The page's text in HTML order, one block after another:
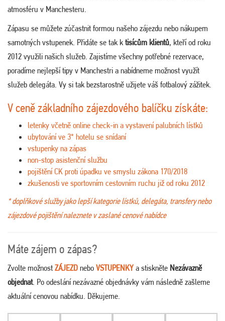
atmosféru v Manchesteru.
Zápasu se můžete zúčastnit formou našeho zájezdu nebo nákupem
samotných vstupenek. Přidáte se tak ktisícům klientů, kteří od roku
2012 využili našich služeb. Zajistíme všechny potřebné rezervace,
poradíme nejlepší tipy v Manchestri a nabídneme možnost využít
služeb delegáta. Vy si tak bezstarostně užijete váš fotbalový zážitek.
V ceně základního zájezdového balíčku získáte:
letenky včetně online check-in a vystavení palubních lístků
ubytování ve 3* hotelu se snídaní
vstupenky na zápas
non-stop asistenční službu
pojištění CK proti úpadku ve smyslu zákona 170/2018
zkušenosti ve sportovním cestovním ruchu již od roku 2012
* doplňkové služby jako lepší kategorie lístků, delegáta, transfery nebo
zájezdové pojištění naleznete v zaslané cenové nabídce
Máte zájem o zápas?
Zvolte možnost ZÁJEZD nebo VSTUPENKY a stiskněte Nezávazně
objednat. Po odeslání nezávazné objednávky vám následně zašleme
aktuální cenovou nabídku. Děkujeme.